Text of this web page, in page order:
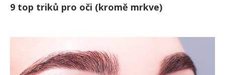
9 top triků pro oči (kromě mrkve)